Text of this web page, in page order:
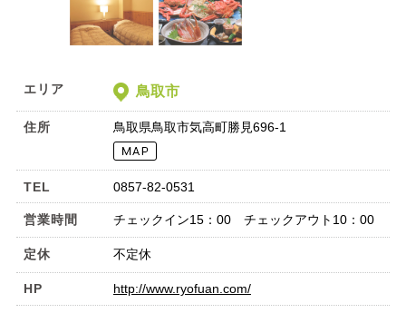
エリア 鳥取市
住所 鳥取県鳥取市気高町勝見696-1
TEL 0857-82-0531
営業時間 チェックイン15：00 チェックアウト10：00
定休 不定休
HP http://www.ryofuan.com/